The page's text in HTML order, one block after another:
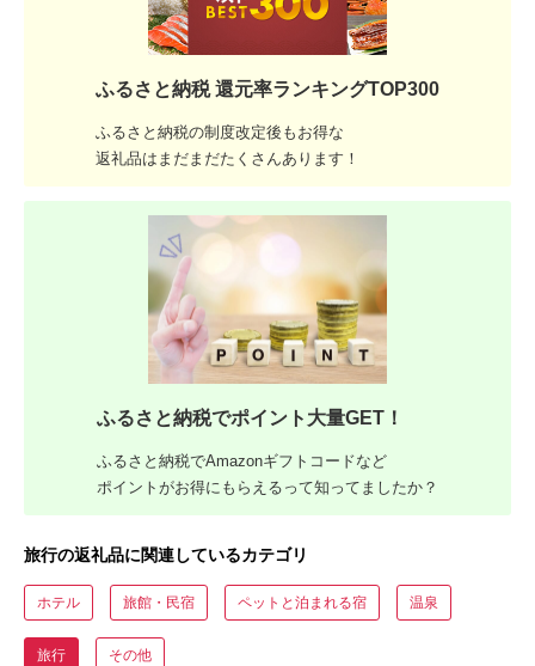
ふるさと納税 還元率ランキングTOP300
ふるさと納税の制度改定後もお得な
返礼品はまだまだたくさんあります！
ふるさと納税でポイント大量GET！
ふるさと納税でAmazonギフトコードなど
ポイントがお得にもらえるって知ってましたか？
旅行の返礼品に関連しているカテゴリ
ホテル 旅館・民宿 ペットと泊まれる宿 温泉
旅行 その他